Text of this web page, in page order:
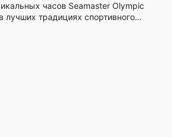
часов Seamaster Olympic
лучших традициях спортивного…